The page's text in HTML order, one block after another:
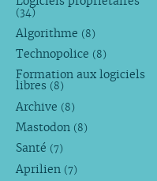
(34)
Algorithme (8)
Technopolice (8)
Formation aux logiciels
libres (8)
Archive (8)
Mastodon (8)
Santé (7)
Aprilien (7)